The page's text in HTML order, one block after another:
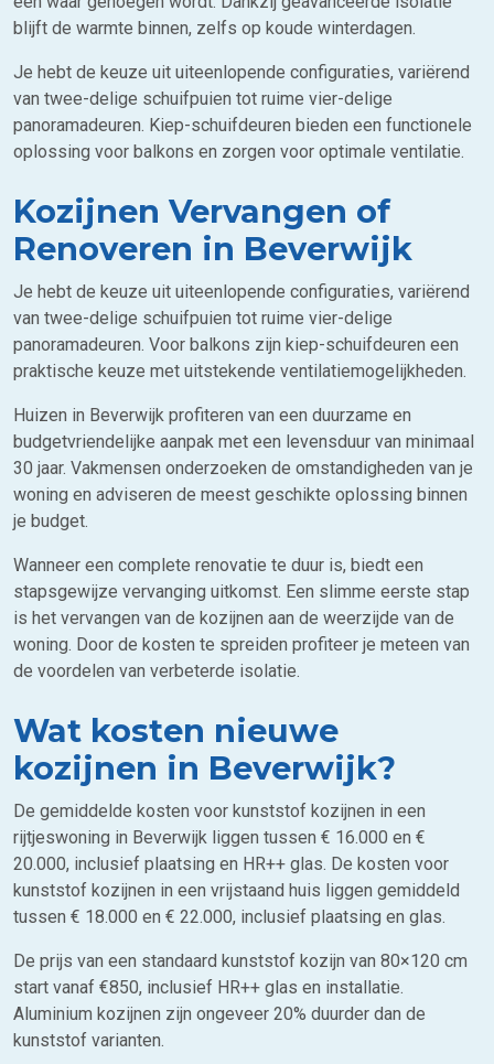
blijft de warmte binnen, zelfs op koude winterdagen.
Je hebt de keuze uit uiteenlopende configuraties, variërend
van twee-delige schuifpuien tot ruime vier-delige
panoramadeuren. Kiep-schuifdeuren bieden een functionele
oplossing voor balkons en zorgen voor optimale ventilatie.
Kozijnen Vervangen of
Renoveren in Beverwijk
Je hebt de keuze uit uiteenlopende configuraties, variërend
van twee-delige schuifpuien tot ruime vier-delige
panoramadeuren. Voor balkons zijn kiep-schuifdeuren een
praktische keuze met uitstekende ventilatiemogelijkheden.
Huizen in Beverwijk profiteren van een duurzame en
budgetvriendelijke aanpak met een levensduur van minimaal
30 jaar. Vakmensen onderzoeken de omstandigheden van je
woning en adviseren de meest geschikte oplossing binnen
je budget.
Wanneer een complete renovatie te duur is, biedt een
stapsgewijze vervanging uitkomst. Een slimme eerste stap
is het vervangen van de kozijnen aan de weerzijde van de
woning. Door de kosten te spreiden profiteer je meteen van
de voordelen van verbeterde isolatie.
Wat kosten nieuwe
kozijnen in Beverwijk?
De gemiddelde kosten voor kunststof kozijnen in een
rijtjeswoning in Beverwijk liggen tussen € 16.000 en €
20.000, inclusief plaatsing en HR++ glas. De kosten voor
kunststof kozijnen in een vrijstaand huis liggen gemiddeld
tussen € 18.000 en € 22.000, inclusief plaatsing en glas.
De prijs van een standaard kunststof kozijn van 80×120 cm
start vanaf €850, inclusief HR++ glas en installatie.
Aluminium kozijnen zijn ongeveer 20% duurder dan de
kunststof varianten.